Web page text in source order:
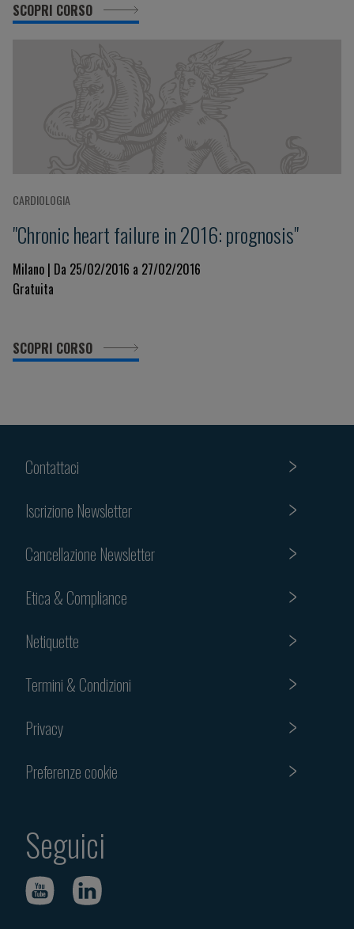
SCOPRI CORSO
CARDIOLOGIA
"Chronic heart failure in 2016: prognosis"
Milano | Da 25/02/2016 a 27/02/2016
Gratuita
SCOPRI CORSO
Contattaci
Iscrizione Newsletter
Cancellazione Newsletter
Etica & Compliance
Netiquette
Termini & Condizioni
Privacy
Preferenze cookie
Seguici